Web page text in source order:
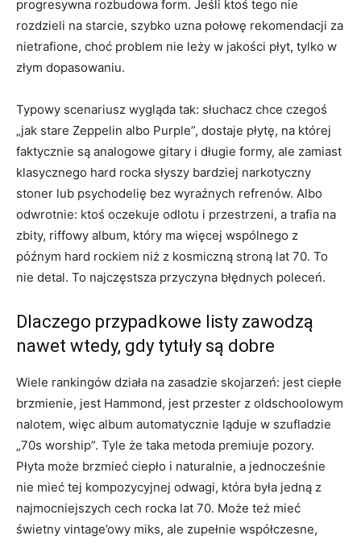
progresywna rozbudowa form. Jeśli ktoś tego nie
rozdzieli na starcie, szybko uzna połowę rekomendacji za
nietrafione, choć problem nie leży w jakości płyt, tylko w
złym dopasowaniu.
Typowy scenariusz wygląda tak: słuchacz chce czegoś
„jak stare Zeppelin albo Purple”, dostaje płytę, na której
faktycznie są analogowe gitary i długie formy, ale zamiast
klasycznego hard rocka słyszy bardziej narkotyczny
stoner lub psychodelię bez wyraźnych refrenów. Albo
odwrotnie: ktoś oczekuje odlotu i przestrzeni, a trafia na
zbity, riffowy album, który ma więcej wspólnego z
późnym hard rockiem niż z kosmiczną stroną lat 70. To
nie detal. To najczęstsza przyczyna błędnych poleceń.
Dlaczego przypadkowe listy zawodzą
nawet wtedy, gdy tytuły są dobre
Wiele rankingów działa na zasadzie skojarzeń: jest ciepłe
brzmienie, jest Hammond, jest przester z oldschoolowym
nalotem, więc album automatycznie ląduje w szufladzie
„70s worship”. Tyle że taka metoda premiuje pozory.
Płyta może brzmieć ciepło i naturalnie, a jednocześnie
nie mieć tej kompozycyjnej odwagi, która była jedną z
najmocniejszych cech rocka lat 70. Może też mieć
świetny vintage’owy miks, ale zupełnie współczesne,